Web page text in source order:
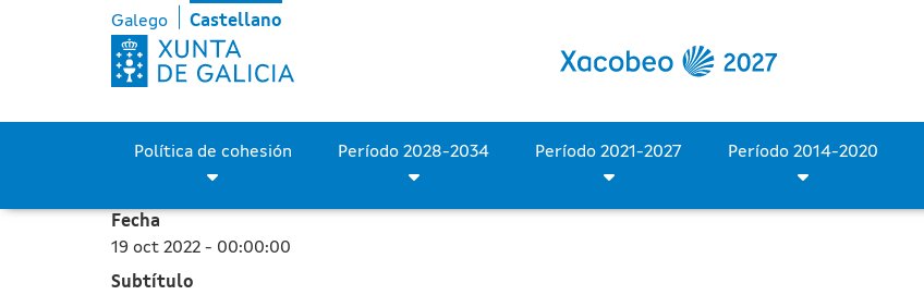
La Xunta invertirá en 2023 más de 44 M€ en el
Saltar al contenido principal
Galego Castellano
Fecha
19 oct 2022 - 00:00:00
Subtítulo